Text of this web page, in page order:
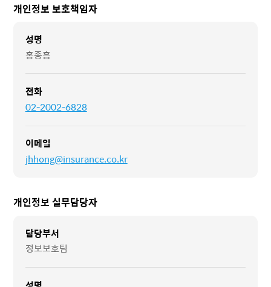
개인정보 보호책임자
성명
홍종흠
전화
02-2002-6828
이메일
jhhong@insurance.co.kr
개인정보 실무담당자
담당부서
정보보호팀